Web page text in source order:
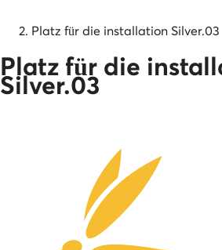
Platz für die installation Silver.03
Platz für die
Silver.03